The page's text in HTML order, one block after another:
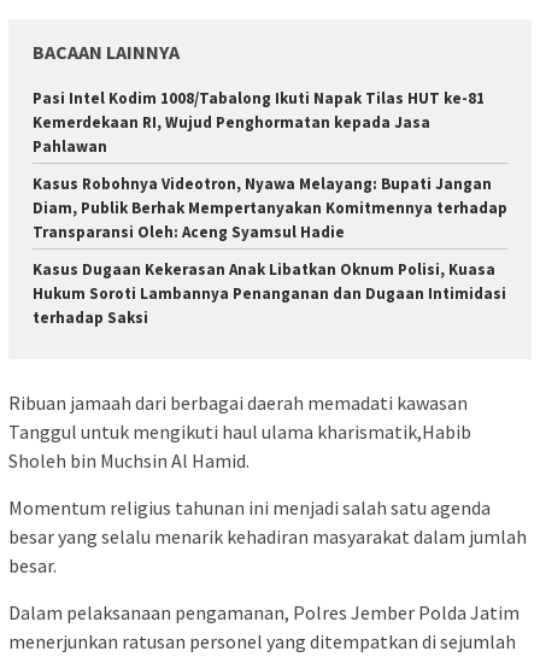
BACAAN LAINNYA
Pasi Intel Kodim 1008/Tabalong Ikuti Napak Tilas HUT ke-81
Kemerdekaan RI, Wujud Penghormatan kepada Jasa
Pahlawan
Kasus Robohnya Videotron, Nyawa Melayang: Bupati Jangan
Diam, Publik Berhak Mempertanyakan Komitmennya terhadap
Transparansi Oleh: Aceng Syamsul Hadie
Kasus Dugaan Kekerasan Anak Libatkan Oknum Polisi, Kuasa
Hukum Soroti Lambannya Penanganan dan Dugaan Intimidasi
terhadap Saksi
Ribuan jamaah dari berbagai daerah memadati kawasan
Tanggul untuk mengikuti haul ulama kharismatik,Habib
Sholeh bin Muchsin Al Hamid.
Momentum religius tahunan ini menjadi salah satu agenda
besar yang selalu menarik kehadiran masyarakat dalam jumlah
besar.
Dalam pelaksanaan pengamanan, Polres Jember Polda Jatim
menerjunkan ratusan personel yang ditempatkan di sejumlah